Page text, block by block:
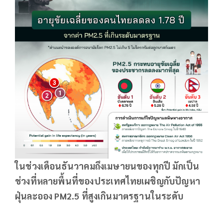
ในช่วงเดือนธันวาคมถึงเมษายนของทุกปี มักเป็น
ช่วงที่หลายพื้นที่ของประเทศไทยเผชิญกับปัญหา
ฝุ่นละออง PM2.5 ที่สูงเกินมาตรฐานในระดับ